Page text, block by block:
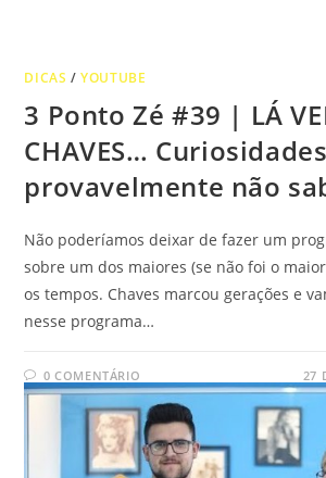
DICAS /YOUTUBE
3 Ponto Zé #39 | LÁ
CHAVES…
provavelmente não
Não poderíamos deixar de fazer um
sobre um dos maiores (se não foi o
os tempos. Chaves marcou gerações e
nesse programa…
0 COMENTÁRIO 27